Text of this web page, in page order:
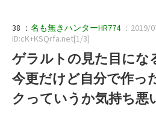
38 ： 名も無きハンターHR774 ：2019/
ID:cK+KSQrfa.net[1/3]
ゲラルトの見た目にな
今更だけど自分で作っ
クっていうか気持ち悪